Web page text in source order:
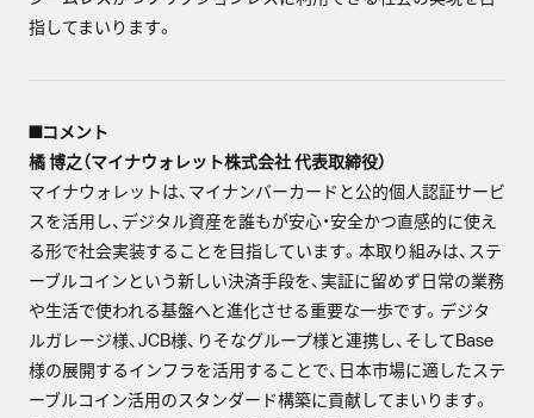
指してまいります。
■コメント
橘 博之（マイナウォレット株式会社 代表取締役）
マイナウォレットは、マイナンバーカードと公的個人認証サービ
スを活用し、デジタル資産を誰もが安心・安全かつ直感的に使え
る形で社会実装することを目指しています。本取り組みは、ステ
ーブルコインという新しい決済手段を、実証に留めず日常の業務
や生活で使われる基盤へと進化させる重要な一歩です。デジタ
ルガレージ様、JCB様、りそなグループ様と連携し、そしてBase
様の展開するインフラを活用することで、日本市場に適したステ
ーブルコイン活用のスタンダード構築に貢献してまいります。